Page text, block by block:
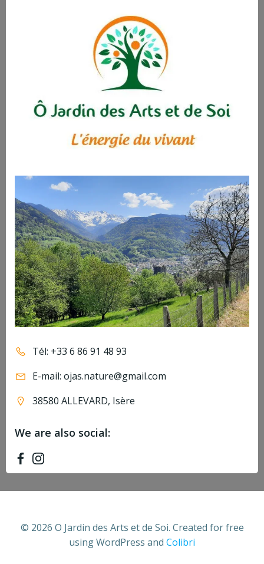
Tél: +33 6 86 91 48 93
E-mail: ojas.nature@gmail.com
38580 ALLEVARD, Isère
We are also social:
© 2026 O Jardin des Arts et de Soi. Created for free
using WordPress and Colibri